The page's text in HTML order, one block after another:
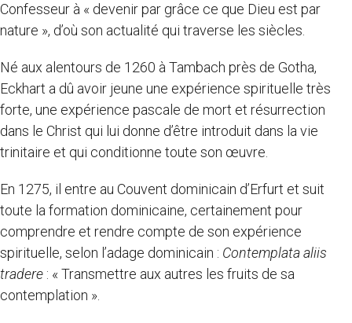
Confesseur à « devenir par grâce ce que Dieu est par
nature », d’où son actualité qui traverse les siècles.
Né aux alentours de 1260 à Tambach près de Gotha,
Eckhart a dû avoir jeune une expérience spirituelle très
forte, une expérience pascale de mort et résurrection
dans le Christ qui lui donne d’être introduit dans la vie
trinitaire et qui conditionne toute son œuvre.
En 1275, il entre au Couvent dominicain d’Erfurt et suit
toute la formation dominicaine, certainement pour
comprendre et rendre compte de son expérience
spirituelle, selon l’adage dominicain : Contemplata aliis
tradere : « Transmettre aux autres les fruits de sa
contemplation ».